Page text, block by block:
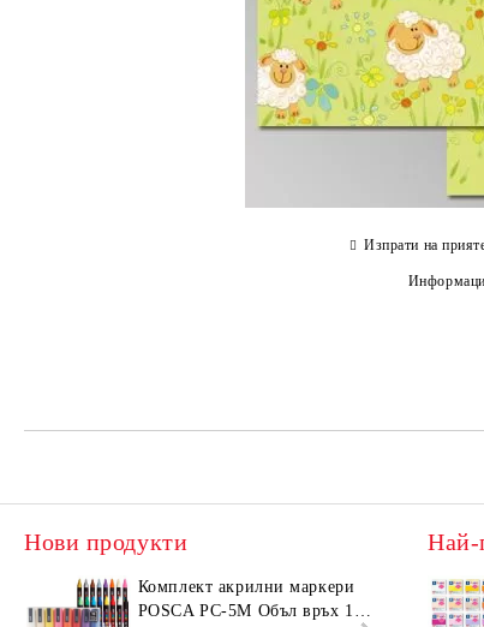
Изпрати на
Нови продукти
Комплeкт акрилни маркери
POSCA PC-5M Объл връх 16
Най-